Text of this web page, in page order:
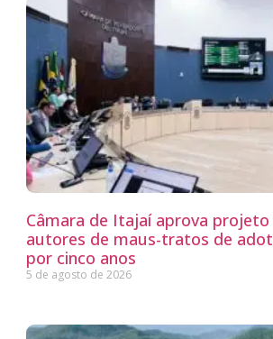
Câmara de Itajaí aprova
autores de maus-tratos de
por cinco anos
5 de agosto de 2026